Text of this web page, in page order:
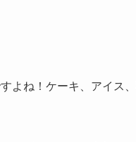
よね！ケーキ、アイ